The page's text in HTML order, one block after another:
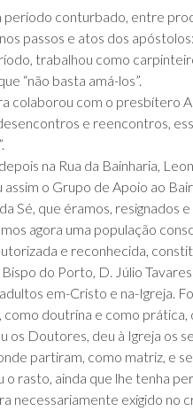
conturbado, entre
passos e atos dos
trabalhou como
“não basta amá-los”.
colaborou com o presbítero
e reencontros,
na Rua da Bainharia,
o Grupo de Apoio ao
Sé, que éramos, resignados
agora uma população
e reconhecida,
do Porto, D. Júlio
em-Cristo e na-Igreja.
doutrina e como
Doutores, deu à Igreja os
partiram, como matriz, e
rasto, ainda que lhe tenha
necessariamente exigido no